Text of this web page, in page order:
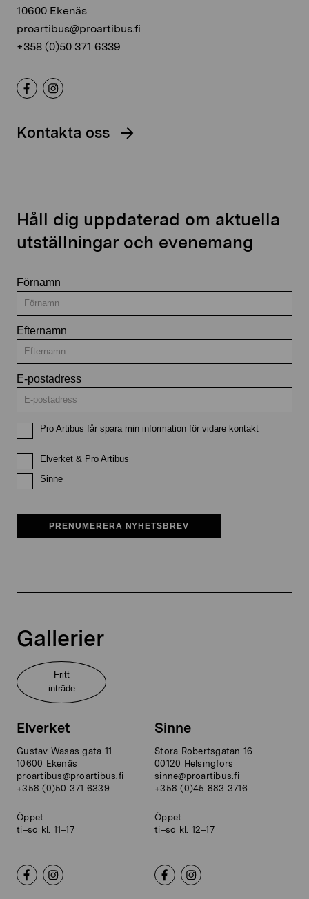
10600 Ekenäs
proartibus@proartibus.fi
+358 (0)50 371 6339
Kontakta oss
Håll dig uppdaterad om aktuella
utställningar och evenemang
Förnamn
Efternamn
E-postadress
Pro Artibus får spara min information för vidare kontakt
Elverket & Pro Artibus
Sinne
PRENUMERERA NYHETSBREV
Gallerier
Fritt
inträde
Elverket
Gustav Wasas gata 11
10600 Ekenäs
proartibus@proartibus.fi
+358 (0)50 371 6339
Öppet
ti–sö kl. 11–17
Sinne
Stora Robertsgatan 16
00120 Helsingfors
sinne@proartibus.fi
+358 (0)45 883 3716
Öppet
ti–sö kl. 12–17